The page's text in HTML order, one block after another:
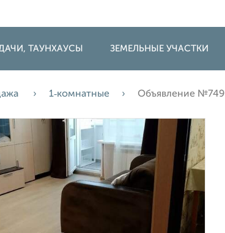
ТАУНХАУСЫ ЗЕМЕЛЬНЫЕ УЧАСТКИ
1‑комнатные Объявление №749